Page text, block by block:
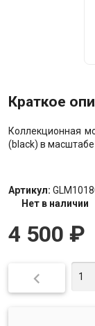
Краткое
Коллекционная
(black) в
Артикул:
Нет в наличии
4 500 ₽
